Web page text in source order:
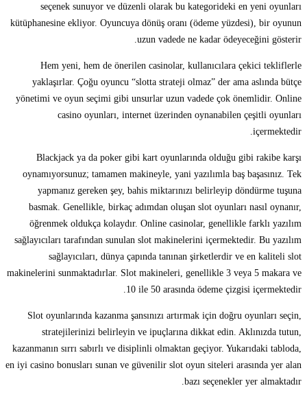
seçenek sunuyor ve düzenli olarak bu kategorideki en yeni oyunları
kütüphanesine ekliyor. Oyuncuya dönüş oranı (ödeme yüzdesi), bir oyunun
uzun vadede ne kadar ödeyeceğini gösterir.
Hem yeni, hem de önerilen casinolar, kullanıcılara çekici tekliflerle
yaklaşırlar. Çoğu oyuncu “slotta strateji olmaz” der ama aslında bütçe
yönetimi ve oyun seçimi gibi unsurlar uzun vadede çok önemlidir. Online
casino oyunları, internet üzerinden oynanabilen çeşitli oyunları
içermektedir.
Blackjack ya da poker gibi kart oyunlarında olduğu gibi rakibe karşı
oynamıyorsunuz; tamamen makineyle, yani yazılımla baş başasınız. Tek
yapmanız gereken şey, bahis miktarınızı belirleyip döndürme tuşuna
basmak. Genellikle, birkaç adımdan oluşan slot oyunları nasıl oynanır,
öğrenmek oldukça kolaydır. Online casinolar, genellikle farklı yazılım
sağlayıcıları tarafından sunulan slot makinelerini içermektedir. Bu yazılım
sağlayıcıları, dünya çapında tanınan şirketlerdir ve en kaliteli slot
makinelerini sunmaktadırlar. Slot makineleri, genellikle 3 veya 5 makara ve
10 ile 50 arasında ödeme çizgisi içermektedir.
Slot oyunlarında kazanma şansınızı artırmak için doğru oyunları seçin,
stratejilerinizi belirleyin ve ipuçlarına dikkat edin. Aklınızda tutun,
kazanmanın sırrı sabırlı ve disiplinli olmaktan geçiyor. Yukarıdaki tabloda,
en iyi casino bonusları sunan ve güvenilir slot oyun siteleri arasında yer alan
bazı seçenekler yer almaktadır.